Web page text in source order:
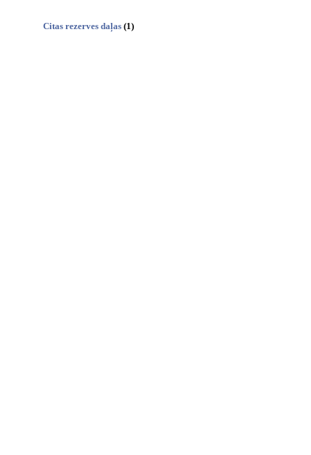
Citas rezerves daļas (1)